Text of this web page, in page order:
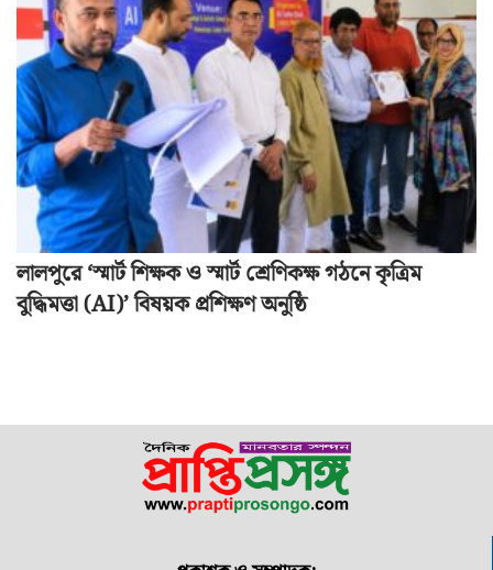
লালপুরে ‘স্মার্ট শিক্ষক ও স্মার্ট শ্রেণিকক্ষ গঠনে কৃত্রিম
বুদ্ধিমত্তা (AI)’ বিষয়ক প্রশিক্ষণ অনুষ্ঠি